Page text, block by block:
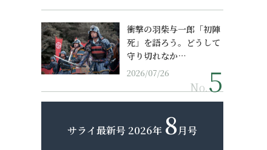
衝撃の羽柴与一郎「初陣
死」を語ろう。どうして
守り切れなか…
2026/07/26
No.
サライ最新号 2026年 8月号